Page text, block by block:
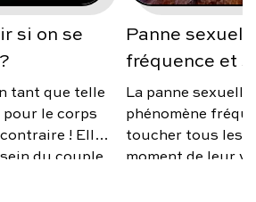
si on se
tant que telle
pour le corps
! Elle
du couple
Panne
fréquence et
La panne
phénomène
toucher tous les
moment de leur